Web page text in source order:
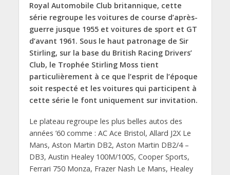
Royal Automobile Club britannique, cette
série regroupe les voitures de course d’après-
guerre jusque 1955 et voitures de sport et GT
d’avant 1961. Sous le haut patronage de Sir
Stirling, sur la base du British Racing Drivers’
Club, le Trophée Stirling Moss tient
particulièrement à ce que l’esprit de l’époque
soit respecté et les voitures qui participent à
cette série le font uniquement sur invitation.
Le plateau regroupe les plus belles autos des
années ’60 comme : AC Ace Bristol, Allard J2X Le
Mans, Aston Martin DB2, Aston Martin DB2/4 –
DB3, Austin Healey 100M/100S, Cooper Sports,
Ferrari 750 Monza, Frazer Nash Le Mans, Healey